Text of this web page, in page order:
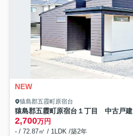
NEW
猿島郡五霞町原宿台
猿島郡五霞町原宿台１丁目 中古戸建
2,700万円
- / 72.87㎡ / 1LDK /築2年